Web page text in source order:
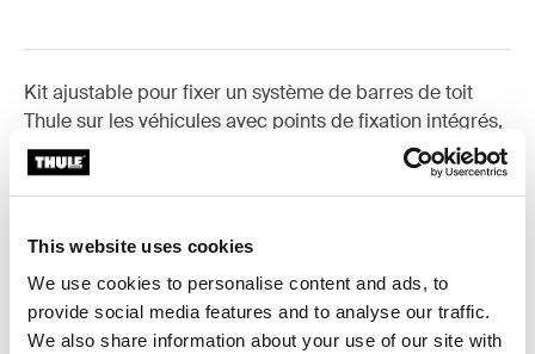
This website uses cookies
We use cookies to personalise content and ads, to
provide social media features and to analyse our traffic.
We also share information about your use of our site with
Kit ajustable pour fixer un système de barres de toit
Thule sur les véhicules avec points de fixation intégrés,
profil en T ou points de fixation préexistants.
Toggle features
Toutes les caractéristiques